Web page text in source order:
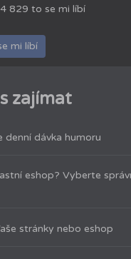
4 829 to se mi líbí
mi líbí
zajímat
denní dávka humoru
eshop? Vyberte
stránky nebo eshop